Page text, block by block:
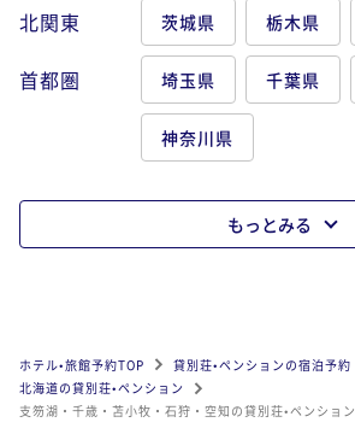
北関東 茨城県 栃木県
首都圏 埼玉県 千葉県
神奈川県
もっとみる
ホテル•旅館予約TOP
貸別荘•ペンションの宿泊予約
北海道の貸別荘•ペンション
支笏湖・千歳・苫小牧・石狩・空知の貸別荘•ペンション